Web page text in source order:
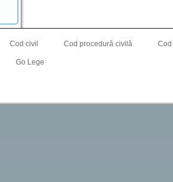
Cod civil Cod procedură civilă
Go Lege